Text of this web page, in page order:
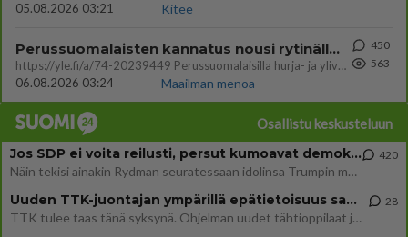
05.08.2026 03:21
Kitee
Perussuomalaisten kannatus nousi rytinällä Ylen tänään julkaisemassa tuoreimmassa gallup-kyselyssä.
https://yle.fi/a/74-20239449 Perussuomalaisilla hurja- ja ylivoimaisesti suurin nousu tässä uudessa Ylen gallupissa. Kyl
06.08.2026 03:24
Maailman menoa
450
563
Osallistu keskusteluun
Jos SDP ei voita reilusti, persut kumoavat demokratian Suomesta
Näin tekisi ainakin Rydman seuratessaan idolinsa Trumpin mallia https://www.is.fi/politiikka/art-2000012187244.html
420
Uuden TTK-juontajan ympärillä epätietoisuus sakenee - Nyt MTV hämmentää soppaa
TTK tulee taas tänä syksynä. Ohjelman uudet tähtioppilaat julkistetaan torstaina 6. elokuuta klo 14 alkavassa lehdistö
28